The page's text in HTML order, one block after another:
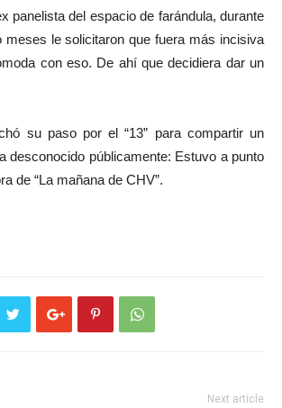
panelista del espacio de farándula, durante
meses le solicitaron que fuera más incisiva
con eso. De ahí que decidiera dar un
su paso por el “13” para compartir un
desconocido públicamente: Estuvo a punto
de “La mañana de CHV”.
Next article